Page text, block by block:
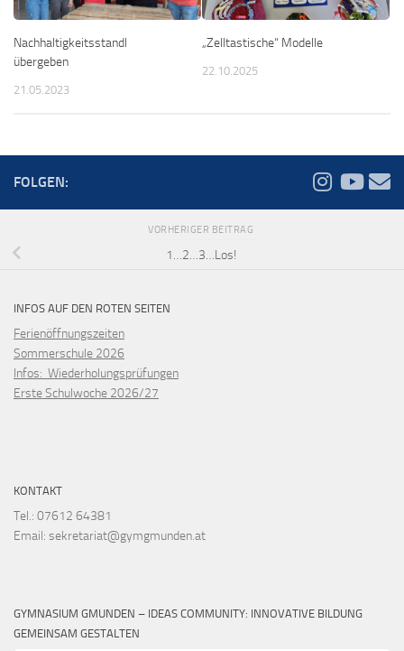
Nachhaltigkeitsstandl
übergeben
21.05.2023
„Zelltastische“ Modelle
22.10.2025
FOLGEN:
VORHERIGER BEITRAG
1…2…3…Los!
INFOS AUF DEN ROTEN SEITEN
Ferienöffnungszeiten
Sommerschule 2026
Infos: Wiederholungsprüfungen
Erste Schulwoche 2026/27
KONTAKT
Tel.: 07612 64381
Email: sekretariat@gymgmunden.at
GYMNASIUM GMUNDEN – IDEAS COMMUNITY: INNOVATIVE BILDUNG
GEMEINSAM GESTALTEN